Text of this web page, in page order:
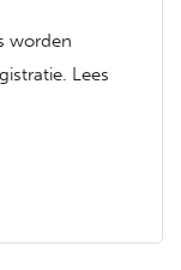
worden
Lees